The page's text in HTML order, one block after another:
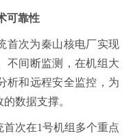
可靠性
首次为秦山核电厂实现
不间断监测，在机组大
析和远程安全监控，为
数据支撑。
次在1号机组多个重点